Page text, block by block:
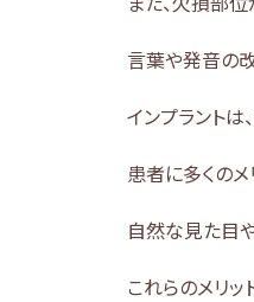
言葉や発音の
インプラントは
患者に多くのメ
自然な見た目
これらのメリ